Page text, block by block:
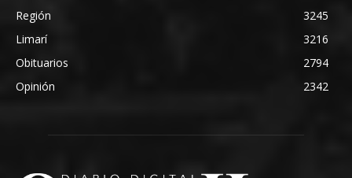
Región
3245
Limarí
3216
Obituarios
2794
Opinión
2342